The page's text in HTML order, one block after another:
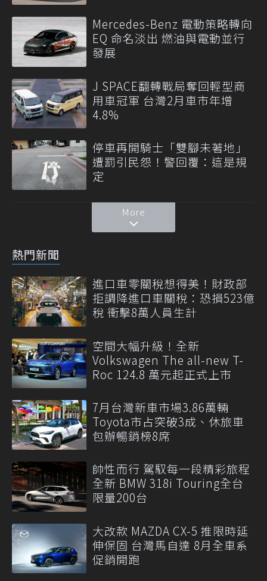
Mercedes-Benz 電動策略轉向
EQ 命名淡出 燃油與電動並行
發展
J SPACE翻轉戰局奪回輕型商
用車冠軍 台灣2月車市年增
4.8%
停車再開騎士「雙腳未著地」
遭罰引民怨！警回覆：這是規
定
More
熱門新聞
進口車零關稅想得美！財政部
拒調降進口車關稅：恐損523億
稅 衝擊8萬人員生計
空間大幅升級！全新
Volkswagen The all-new T-
Roc 124.8 萬元起正式上市
7月台灣新車市場3.86萬輛
Toyota市占突破3成、休旅車
包辦暢銷榜8席
帥性而行 駕馭每一段精彩旅程
全新 BMW 318i Touring全台
限量200台
大改款 MAZDA CX-5 推限時延
伸保固 台灣馬自達 8月全車系
促銷開跑